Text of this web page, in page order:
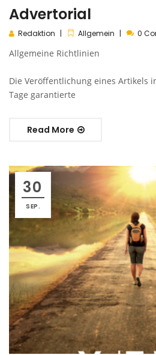
Advertorial
Redaktion Allgemein 0
Allgemeine Richtlinien
Die Veröffentlichung eines Artikels
Tage garantierte
Read More
30
SEP.